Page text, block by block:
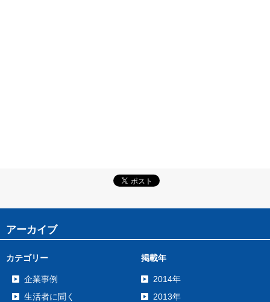
アーカイブ
カテゴリー
企業事例
生活者に聞く
掲載年
2014年
2013年